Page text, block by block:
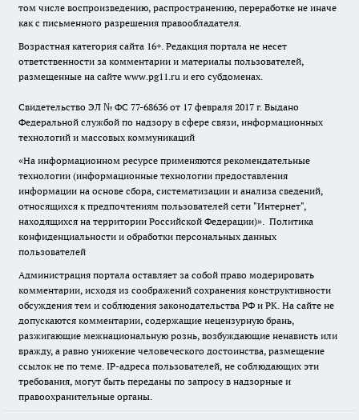
том числе воспроизведению, распространению, переработке не иначе
как с письменного разрешения правообладателя.
Возрастная категория сайта 16+. Редакция портала не несет
ответственности за комментарии и материалы пользователей,
размещенные на сайте www.pg11.ru и его субдоменах.
Свидетельство ЭЛ № ФС 77-68636 от 17 февраля 2017 г. Выдано
Федеральной службой по надзору в сфере связи, информационных
технологий и массовых коммуникаций
«На информационном ресурсе применяются рекомендательные
технологии (информационные технологии предоставления
информации на основе сбора, систематизации и анализа сведений,
относящихся к предпочтениям пользователей сети "Интернет",
находящихся на территории Российской Федерации)». Политика
конфиденциальности и обработки персональных данных
пользователей
Администрация портала оставляет за собой право модерировать
комментарии, исходя из соображений сохранения конструктивности
обсуждения тем и соблюдения законодательства РФ и РК. На сайте не
допускаются комментарии, содержащие нецензурную брань,
разжигающие межнациональную рознь, возбуждающие ненависть или
вражду, а равно унижение человеческого достоинства, размещение
ссылок не по теме. IP-адреса пользователей, не соблюдающих эти
требования, могут быть переданы по запросу в надзорные и
правоохранительные органы.